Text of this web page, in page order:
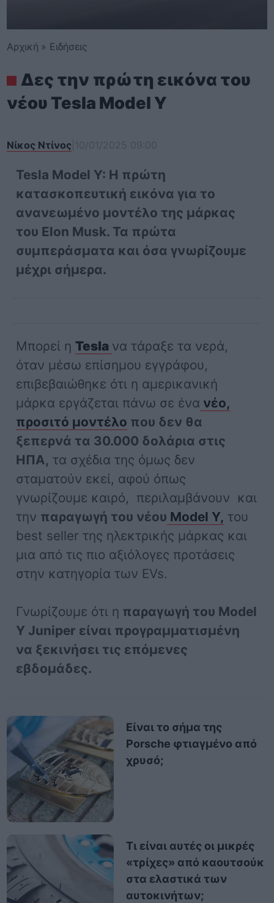
Αρχική » Ειδήσεις
Δες την πρώτη εικόνα του
νέου Tesla Model Y
Νίκος Ντίνος
Tesla Model Y: Η πρώτη
κατασκοπευτική εικόνα για το
ανανεωμένο μοντέλο της μάρκας
του Elon Musk. Τα πρώτα
συμπεράσματα και όσα γνωρίζουμε
μέχρι σήμερα.
Μπορεί ηTesla να τάραξε τα νερά,
όταν μέσω επίσημου εγγράφου,
επιβεβαιώθηκε ότι η αμερικανική
μάρκα εργάζεται πάνω σε ένα νέο,
προσιτό μοντέλο που δεν θα
ξεπερνά τα 30.000 δολάρια στις
ΗΠΑ, τα σχέδια της όμως δεν
σταματούν εκεί, αφού όπως
γνωρίζουμε καιρό, περιλαμβάνουν και
την παραγωγή του νέου Model Y, του
best seller της ηλεκτρικής μάρκας και
μια από τις πιο αξιόλογες προτάσεις
στην κατηγορία των EVs.
Γνωρίζουμε ότι η παραγωγή του Model
Y Juniper είναι προγραμματισμένη
να ξεκινήσει τις επόμενες
εβδομάδες.
Είναι το σήμα της
Porsche φτιαγμένο από
χρυσό;
Τι είναι αυτές οι μικρές
«τρίχες» από καουτσούκ
στα ελαστικά των
αυτοκινήτων;